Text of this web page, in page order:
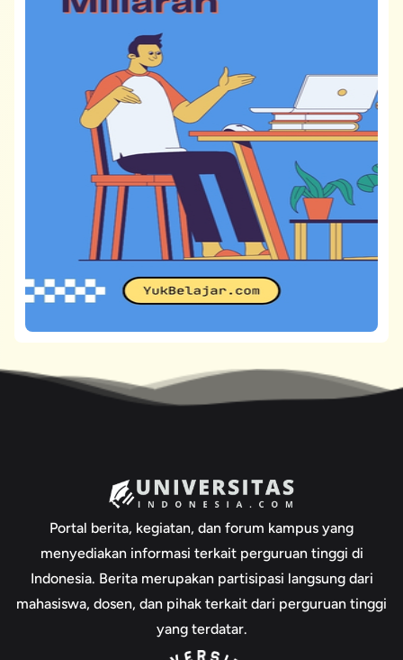
Portal berita, kegiatan, dan forum kampus yang
menyediakan informasi terkait perguruan tinggi di
Indonesia. Berita merupakan partisipasi langsung dari
mahasiswa, dosen, dan pihak terkait dari perguruan tinggi
yang terdatar.